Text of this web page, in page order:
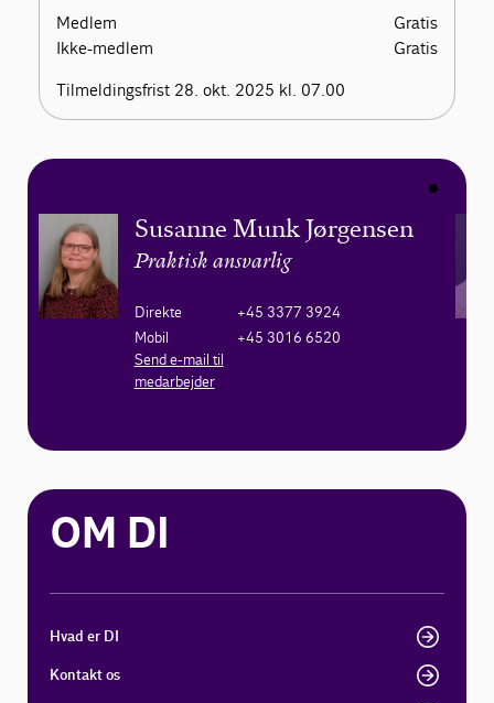
Medlem
Gratis
Ikke-medlem
Gratis
Tilmeldingsfrist 28. okt. 2025 kl. 07.00
Susanne Munk Jørgensen
Praktisk ansvarlig
Direkte
+45 3377 3924
Mobil
+45 3016 6520
Send e-mail til
medarbejder
OM DI
Hvad er DI
Kontakt os